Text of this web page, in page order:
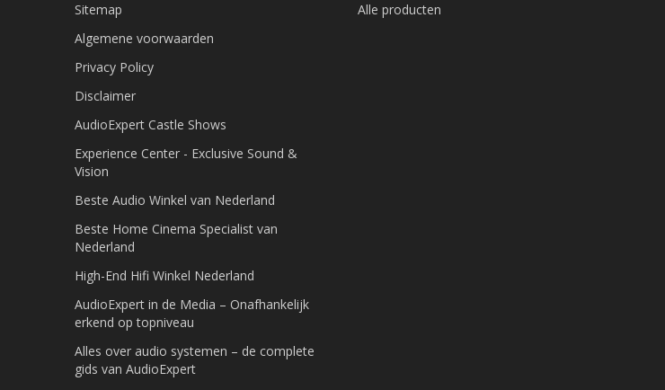
Sitemap
Algemene voorwaarden
Privacy Policy
Disclaimer
AudioExpert Castle Shows
Experience Center - Exclusive Sound &
Vision
Beste Audio Winkel van Nederland
Beste Home Cinema Specialist van
Nederland
High-End Hifi Winkel Nederland
AudioExpert in de Media – Onafhankelijk
erkend op topniveau
Alles over audio systemen – de complete
gids van AudioExpert
Alle producten